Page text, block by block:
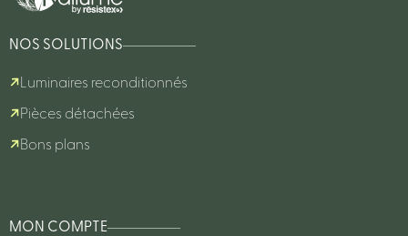
NOS SOLUTIONS
Luminaires reconditionnés
Pièces détachées
Bons plans
MON COMPTE